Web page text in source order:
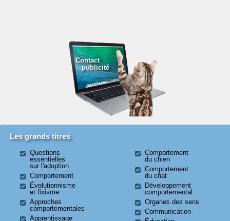
Contact
publicité
Les grands titres
Questions
essentielles
sur l'adoption
Comportement
Évolutionnisme
et fixisme
Approches
comportementales
Apprentissage
Comportement
du chien
Comportement
du chat
Développement
comportemental
Organes des sens
Communication